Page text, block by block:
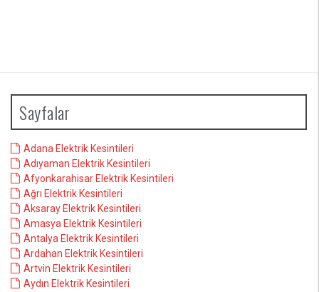
Sayfalar
Adana Elektrik Kesintileri
Adıyaman Elektrik Kesintileri
Afyonkarahisar Elektrik Kesintileri
Ağrı Elektrik Kesintileri
Aksaray Elektrik Kesintileri
Amasya Elektrik Kesintileri
Antalya Elektrik Kesintileri
Ardahan Elektrik Kesintileri
Artvin Elektrik Kesintileri
Aydın Elektrik Kesintileri